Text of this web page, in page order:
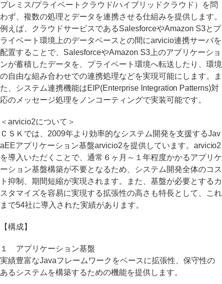
プレミス/プライベートクラウド/ハイブリッドクラウド）を問
わず、複数の処理とデータを連携させる仕組みを提供します。
例えば、クラウドサービスであるSalesforceやAmazon S3とプ
ライベート環境上のデータベースとの間にarvicio連携サーバを
配置することで、SalesforceやAmazon S3上のアプリケーショ
ンが蓄積したデータを、プライベート環境へ転送したり、環境
の自由な組み合わせでの連携処理などを実現可能にします。ま
た、システム連携機能はEIP(Enterprise Integration Patterns)対
応のメッセージ処理をノンコーティングで実装可能です。
＜arvicio2について＞
ＣＳＫでは、2009年より効率的なシステム開発を支援するJav
aEEアプリケーション基盤arvicio2を提供しています。arvicio2
を導入いただくことで、通常６ヶ月～１年程度かかるアプリケ
ーション基盤構築が不要となるため、システム開発全体のコス
ト抑制、期間短縮が実現されます。また、基盤が必要とするカ
スタマイズを容易に実現する拡張性の高さも特長として、これ
まで54社に導入された実績があります。
【構成】
１ アプリケーション基盤
実績豊富なJavaフレームワークをベースに拡張性、保守性の
あるシステムを構築するための機能を提供します。